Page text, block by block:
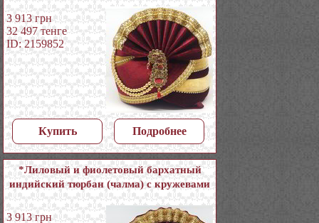
3 913 грн
32 497 тенге
ID: 2159852
Купить Подробнее
*Лиловый и фиолетовый бархатный
индийский тюрбан (чалма) с кружевами
3 913 грн